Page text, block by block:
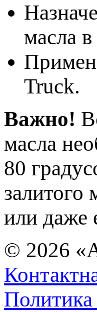
масла
Truck.
Важно!
масла
80
или даже
© 2026